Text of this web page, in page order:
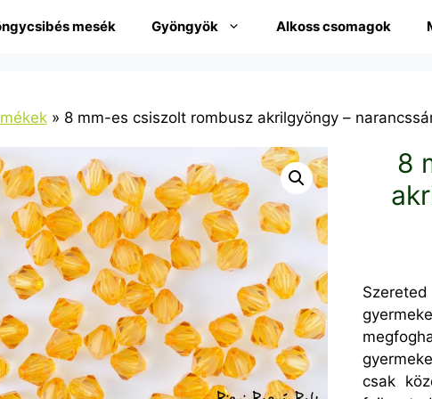
mesék Gyöngyök Alkoss csomagok
» 8 mm-es csiszolt rombusz akrilgyöngy –
8
csak